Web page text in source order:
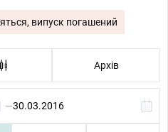
випуск погашений
Архів
—